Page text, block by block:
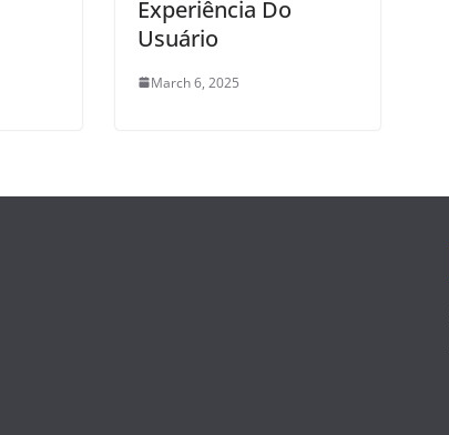
Experiência Do
Usuário
March 6, 2025